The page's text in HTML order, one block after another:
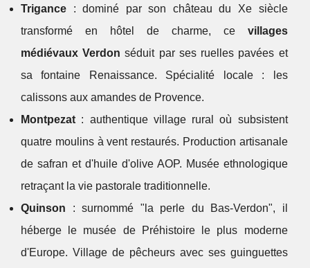
Trigance : dominé par son château du Xe siècle
transformé en hôtel de charme, ce villages
médiévaux Verdon séduit par ses ruelles pavées et
sa fontaine Renaissance. Spécialité locale : les
calissons aux amandes de Provence.
Montpezat : authentique village rural où subsistent
quatre moulins à vent restaurés. Production artisanale
de safran et d'huile d'olive AOP. Musée ethnologique
retraçant la vie pastorale traditionnelle.
Quinson : surnommé "la perle du Bas-Verdon", il
héberge le musée de Préhistoire le plus moderne
d'Europe. Village de pêcheurs avec ses guinguettes